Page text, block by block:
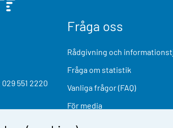
029 551 2220
Fråga oss
Rådgivning och
Fråga om statistik
Vanliga frågor (FAQ)
För media